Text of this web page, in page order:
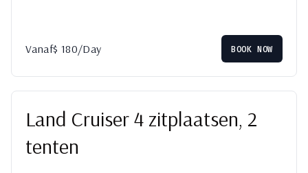
Vanaf$ 180/Day BOOK NOW
Land Cruiser 4 zitplaatsen, 2
tenten